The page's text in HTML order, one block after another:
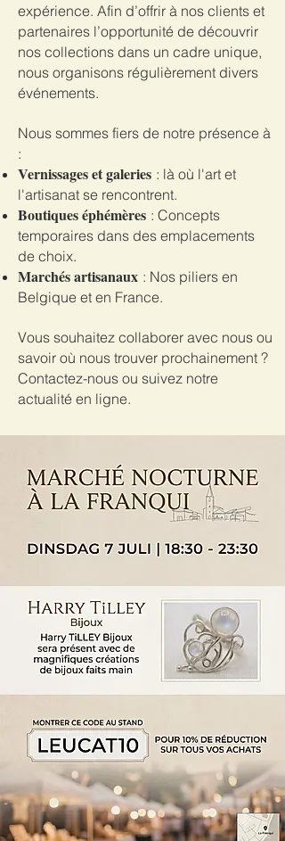
expérience. Afin d’offrir à nos clients et
partenaires l’opportunité de découvrir
nos collections dans un cadre unique,
nous organisons régulièrement divers
événements.
Nous sommes fiers de notre présence à
:
Vernissages et galeries : là où l'art et
l'artisanat se rencontrent.
Boutiques éphémères : Concepts
temporaires dans des emplacements
de choix.
Marchés artisanaux : Nos piliers en
Belgique et en France.
Vous souhaitez collaborer avec nous ou
savoir où nous trouver prochainement ?
Contactez-nous ou suivez notre
actualité en ligne.